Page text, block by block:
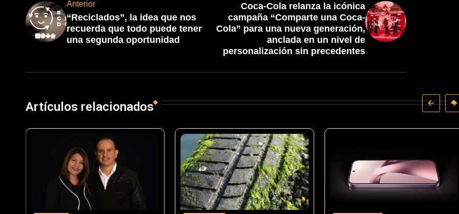
Anterior
“Reciclados”, la idea que nos
recuerda que todo puede tener
una segunda oportunidad
Coca-Cola relanza la icónica
campaña “Comparte una Coca-
Cola” para una nueva generación,
anclada en un nivel de
personalización sin precedentes
Artículos relacionados